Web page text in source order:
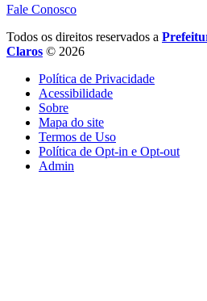
Fale Conosco
Todos os direitos reservados a
Claros © 2026
Política de Privacidade
Acessibilidade
Sobre
Mapa do site
Termos de Uso
Política de Opt-in e Opt-out
Admin